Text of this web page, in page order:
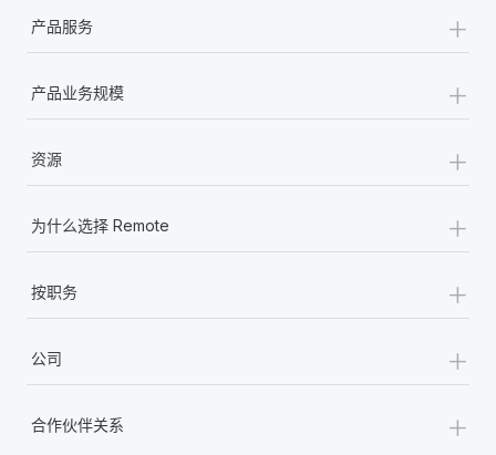
产品服务 +
产品业务规模 +
资源 +
为什么选择 Remote +
按职务 +
公司 +
合作伙伴关系 +